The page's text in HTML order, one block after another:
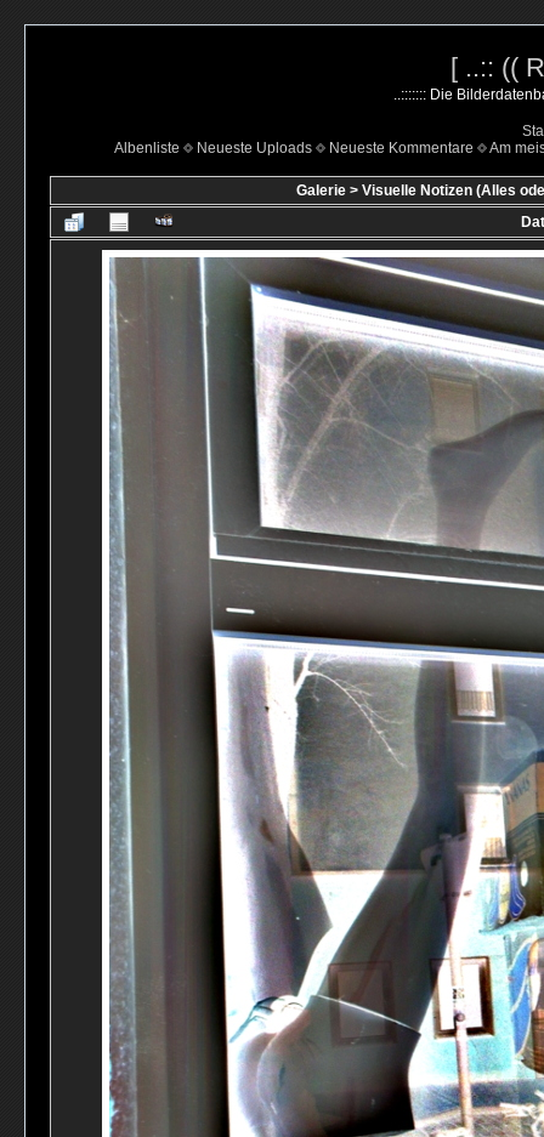
[ ..:: ((
..::::::: Die
Albenliste
Neueste Uploads Neueste Kommentare Am
Galerie > Visuelle Notizen (Alles